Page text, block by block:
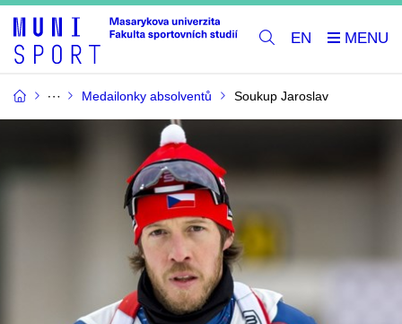
EN
Medailonky absolventů Soukup Jaroslav